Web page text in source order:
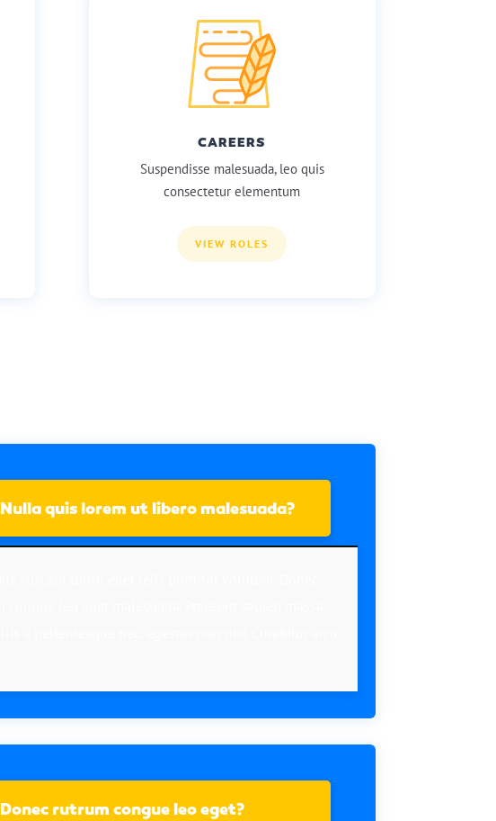
CAREERS
Suspendisse malesuada, leo quis
consectetur elementum
VIEW ROLES
Nulla quis lorem ut libero malesuada?
Donec rutrum congue leo eget?